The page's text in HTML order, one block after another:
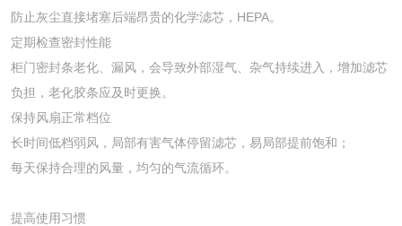
防止灰尘直接堵塞后端昂贵的化学滤芯，HEPA。
定期检查密封性能
柜门密封条老化、漏风，会导致外部湿气、杂气持续进入，增加滤芯
负担，老化胶条应及时更换。
保持风扇正常档位
长时间低档弱风，局部有害气体停留滤芯，易局部提前饱和；
每天保持合理的风量，均匀的气流循环。
提高使用习惯